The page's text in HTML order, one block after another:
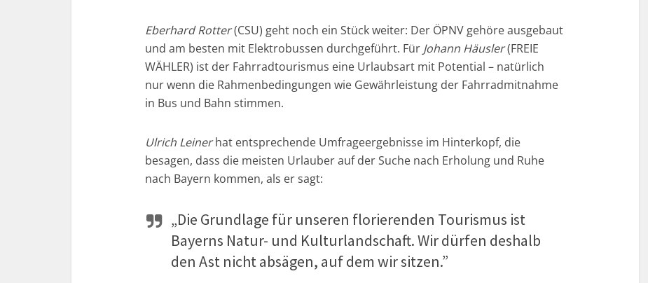
Eberhard Rotter(CSU) geht noch ein Stück weiter: Der ÖPNV gehöre ausgebaut
und am besten mit Elektrobussen durchgeführt. Für Johann Häusler(FREIE
WÄHLER) ist der Fahrradtourismus eine Urlaubsart mit Potential – natürlich
nur wenn die Rahmenbedingungen wie Gewährleistung der Fahrradmitnahme
in Bus und Bahn stimmen.
Ulrich Leinerhat entsprechende Umfrageergebnisse im Hinterkopf, die
besagen, dass die meisten Urlauber auf der Suche nach Erholung und Ruhe
nach Bayern kommen, als er sagt:
„Die Grundlage für unseren florierenden Tourismus ist
Bayerns Natur- und Kulturlandschaft. Wir dürfen deshalb
den Ast nicht absägen, auf dem wir sitzen.”